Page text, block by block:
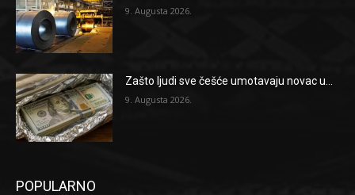
9. Augusta 2026.
Zašto ljudi sve češće umotavaju novac u...
9. Augusta 2026.
POPULARNO